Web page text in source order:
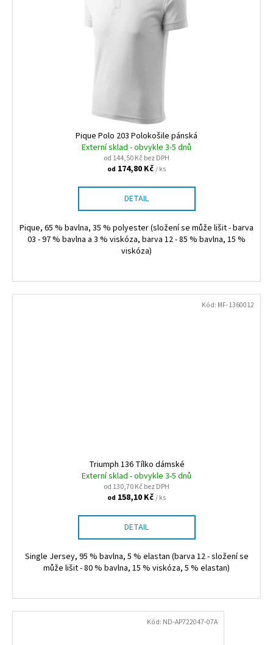
Pique Polo 203 Polokošile pánská
Externí sklad - obvykle 3-5 dnů
od 144,50 Kč bez DPH
od 174,80 Kč/ ks
DETAIL
Pique, 65 % bavlna, 35 % polyester (složení se může lišit - barva
03 - 97 % bavlna a 3 % viskóza, barva 12 - 85 % bavlna, 15 %
viskóza)
Triumph 136 Tílko dámské
Externí sklad - obvykle 3-5 dnů
od 130,70 Kč bez DPH
od 158,10 Kč/ ks
DETAIL
Single Jersey, 95 % bavlna, 5 % elastan (barva 12 - složení se
může lišit - 80 % bavlna, 15 % viskóza, 5 % elastan)
Kód: MF-1360012
Kód: ND-AP722047-07A